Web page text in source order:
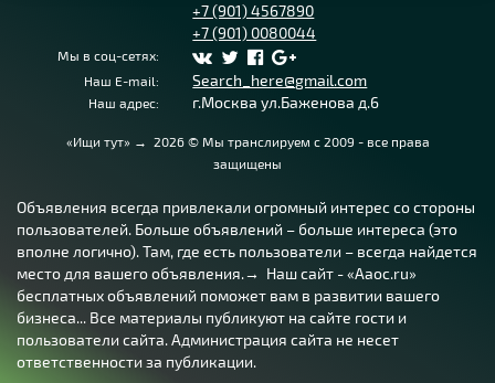
+7 (901) 4567890
+7 (901) 0080044
Мы в соц-сетях:
Наш E-mail:
Search_here@gmail.com
Наш адрес: г.Москва ул.Баженова д.6
«Ищи тут» → 2026© Мы транслируем с 2009 - все права
защищены
Объявления всегда привлекали огромный интерес со стороны
пользователей. Больше объявлений – больше интереса (это
вполне логично). Там, где есть пользователи – всегда найдется
место для вашего объявления.→ Наш сайт - «Aaoc.ru»
бесплатных объявлений поможет вам в развитии вашего
бизнеса... Все материалы публикуют на сайте гости и
пользователи сайта. Администрация сайта не несет
ответственности за публикации.